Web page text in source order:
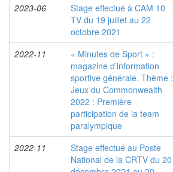
2023-06
Stage effectué à CAM 10
TV du 19 juillet au 22
octobre 2021
2022-11
« Minutes de Sport » :
magazine d’information
sportive générale. Thème :
Jeux du Commonwealth
2022 : Première
participation de la team
paralympique
2022-11
Stage effectué au Poste
National de la CRTV du 20